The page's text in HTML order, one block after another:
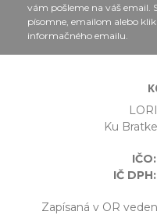
vám pošleme na váš email.
písomne, emailom alebo
informačného emailu.
Ku
IČO:
IČ DPH:
Zapísaná v OR